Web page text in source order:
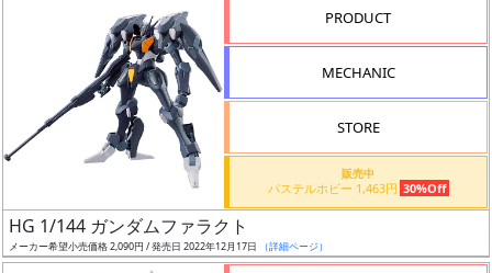
グ
レ
ー
PRODUCT
MECHANIC
STORE
販売中
パステルホビー 1,463円 30%Off
HG 1/144 ガンダムファラクト
メーカー希望小売価格 2,090円 / 発売日 2022年12月17日 （詳細ページ）